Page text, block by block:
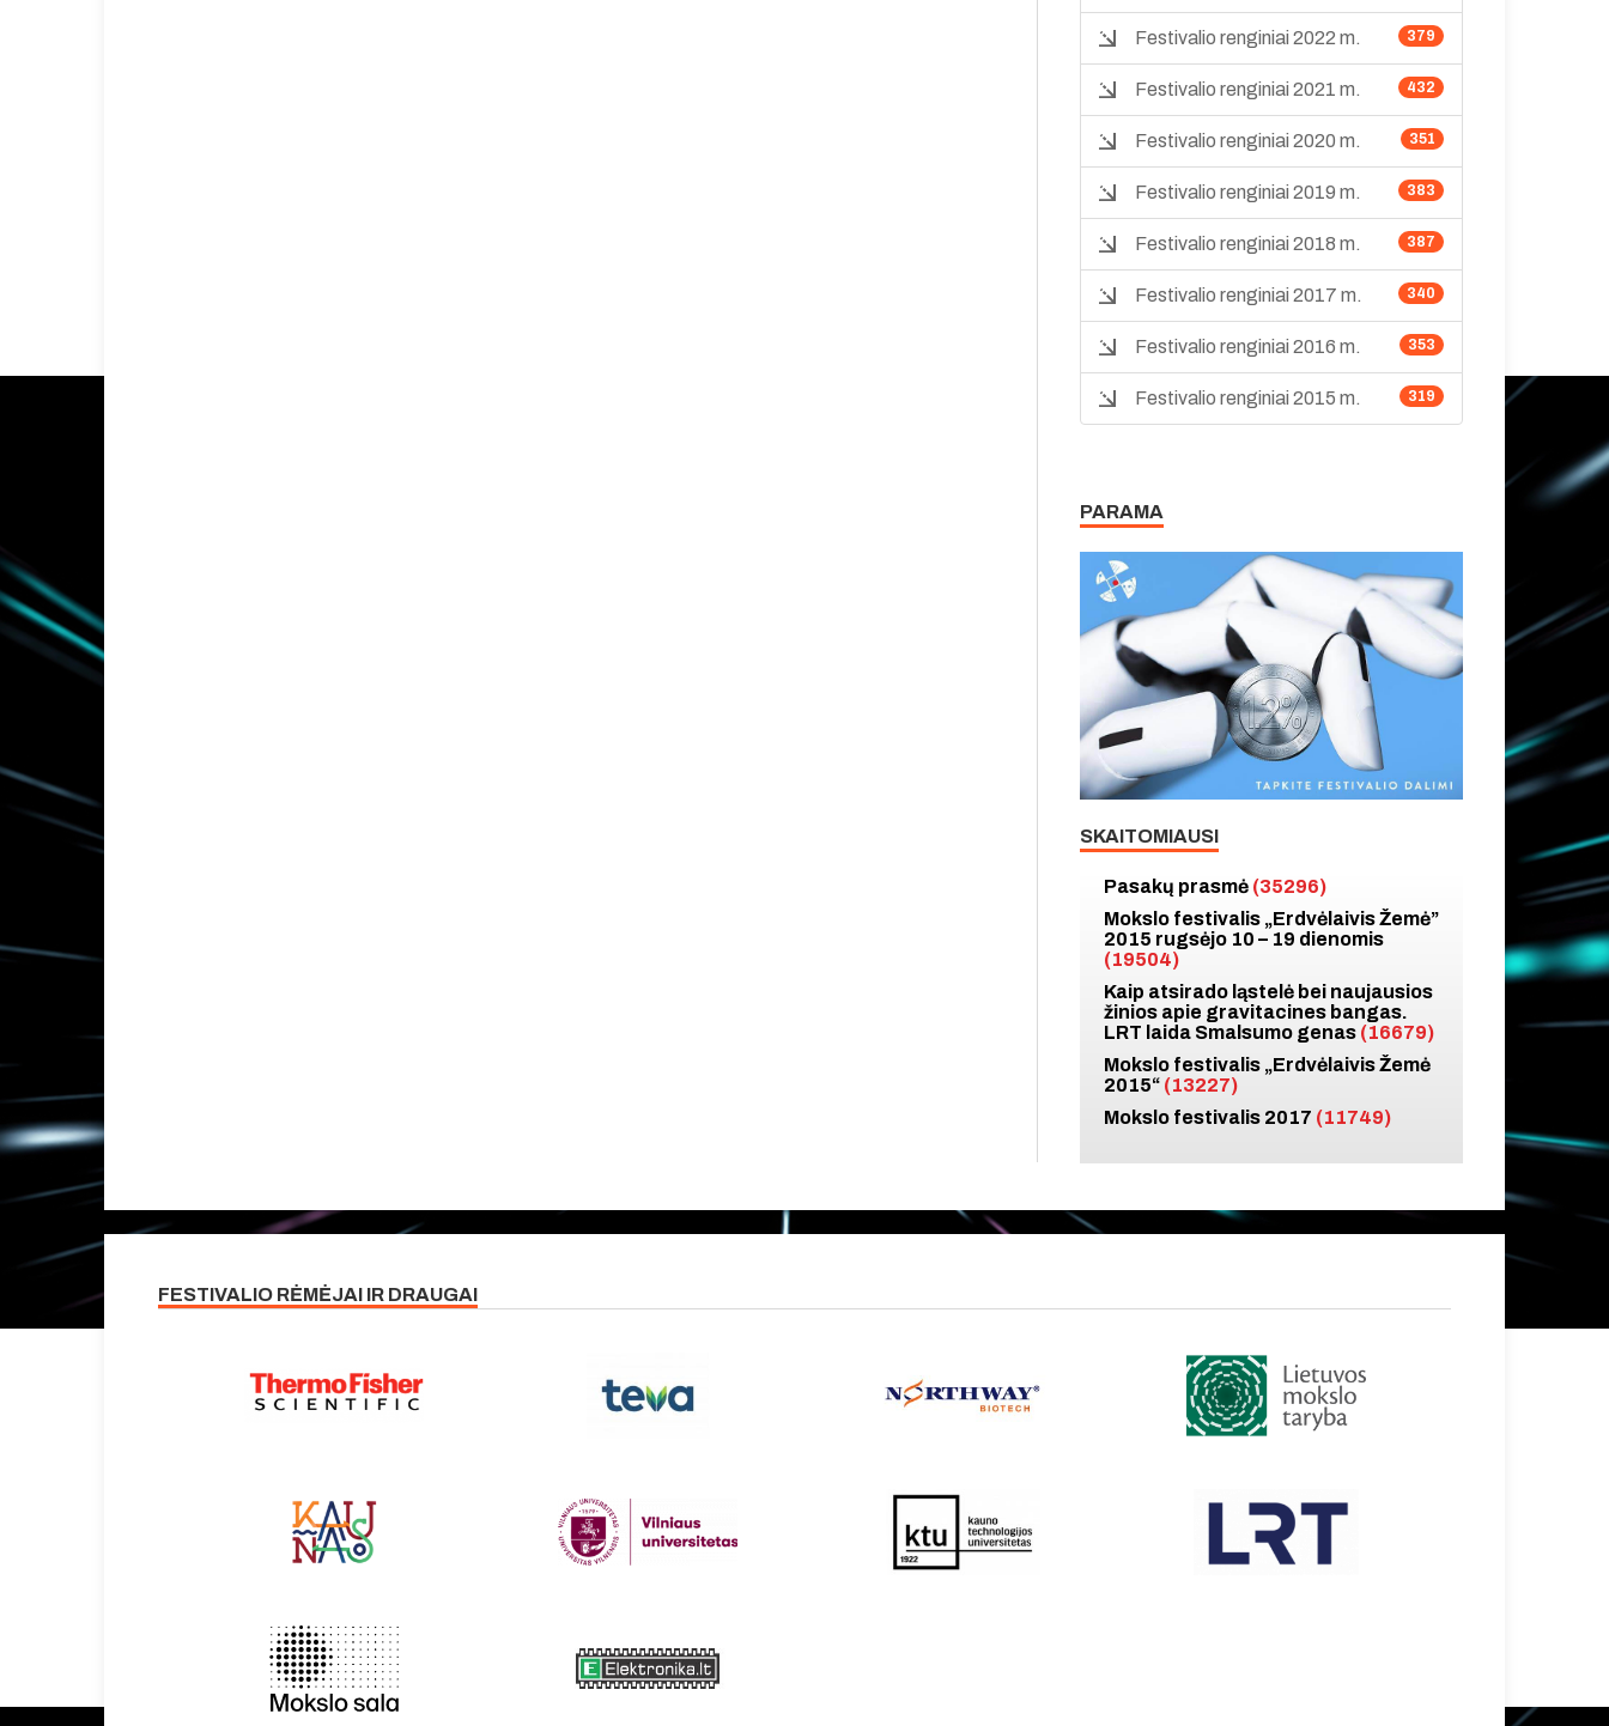
379
Festivalio renginiai 2022 m.
432
Festivalio renginiai 2021 m.
351
Festivalio renginiai 2020 m.
383
Festivalio renginiai 2019 m.
387
Festivalio renginiai 2018 m.
340
Festivalio renginiai 2017 m.
353
Festivalio renginiai 2016 m.
319
Festivalio renginiai 2015 m.
PARAMA
SKAITOMIAUSI
Pasakų prasmė (35296)
Mokslo festivalis „Erdvėlaivis Žemė”
2015 rugsėjo 10 – 19 dienomis
(19504)
Kaip atsirado ląstelė bei naujausios
žinios apie gravitacines bangas.
LRT laida Smalsumo genas (16679)
Mokslo festivalis „Erdvėlaivis Žemė
2015“ (13227)
Mokslo festivalis 2017 (11749)
FESTIVALIO RĖMĖJAI IR DRAUGAI